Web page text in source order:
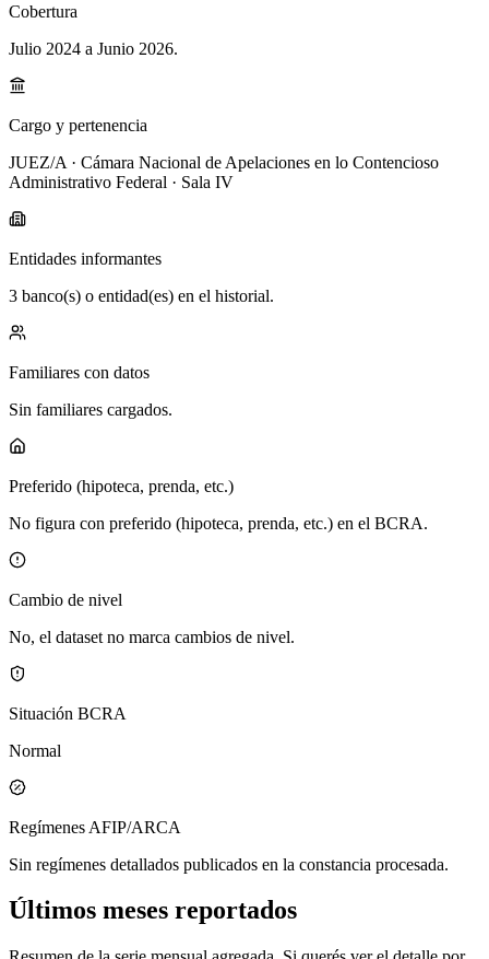
Cobertura
Julio 2024 a Junio 2026.
Cargo y pertenencia
JUEZ/A · Cámara Nacional de Apelaciones en lo Contencioso
Administrativo Federal · Sala IV
Entidades informantes
3 banco(s) o entidad(es) en el historial.
Familiares con datos
Sin familiares cargados.
Preferido (hipoteca, prenda, etc.)
No figura con preferido (hipoteca, prenda, etc.) en el BCRA.
Cambio de nivel
No, el dataset no marca cambios de nivel.
Situación BCRA
Normal
Regímenes AFIP/ARCA
Sin regímenes detallados publicados en la constancia procesada.
Últimos meses reportados